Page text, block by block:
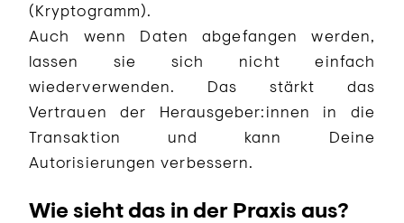
(Kryptogramm).
Auch wenn Daten abgefangen werden,
lassen sie sich nicht einfach
wiederverwenden. Das stärkt das
Vertrauen der Herausgeber:innen in die
Transaktion und kann Deine
Autorisierungen verbessern.
Wie sieht das in der Praxis aus?